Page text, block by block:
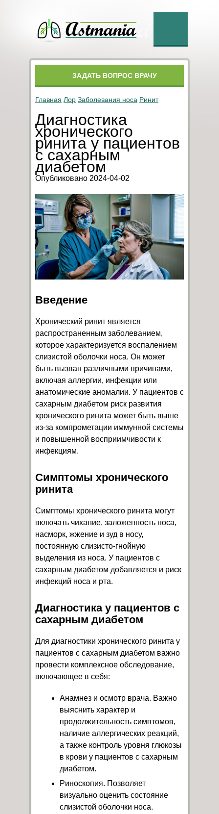
ЗАДАТЬ ВОПРОС ВРАЧУ
Главная Лор Заболевания носа Ринит
Диагностика
хронического
ринита у пациентов
с сахарным
диабетом
Опубликовано 2024-04-02
Введение
Хронический ринит является
распространенным заболеванием,
которое характеризуется воспалением
слизистой оболочки носа. Он может
быть вызван различными причинами,
включая аллергии, инфекции или
анатомические аномалии. У пациентов с
сахарным диабетом риск развития
хронического ринита может быть выше
из-за компрометации иммунной системы
и повышенной восприимчивости к
инфекциям.
Симптомы хронического
ринита
Симптомы хронического ринита могут
включать чихание, заложенность носа,
насморк, жжение и зуд в носу,
постоянную слизисто-гнойную
выделения из носа. У пациентов с
сахарным диабетом добавляется и риск
инфекций носа и рта.
Диагностика у пациентов с
сахарным диабетом
Для диагностики хронического ринита у
пациентов с сахарным диабетом важно
провести комплексное обследование,
включающее в себя:
Анамнез и осмотр врача. Важно
выяснить характер и
продолжительность симптомов,
наличие аллергических реакций,
а также контроль уровня глюкозы
в крови у пациентов с сахарным
диабетом.
Риноскопия. Позволяет
визуально оценить состояние
слизистой оболочки носа.